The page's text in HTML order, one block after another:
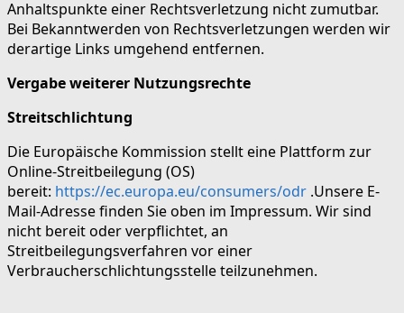
Anhaltspunkte einer Rechtsverletzung nicht zumutbar.
Bei Bekanntwerden von Rechtsverletzungen werden wir
derartige Links umgehend entfernen.
Vergabe weiterer Nutzungsrechte
Streitschlichtung
Die Europäische Kommission stellt eine Plattform zur
Online-Streitbeilegung (OS)
bereit: https://ec.europa.eu/consumers/odr .Unsere E-
Mail-Adresse finden Sie oben im Impressum. Wir sind
nicht bereit oder verpflichtet, an
Streitbeilegungsverfahren vor einer
Verbraucherschlichtungsstelle teilzunehmen.